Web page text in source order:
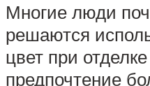
Многие люди
решаются
цвет при
предпочтение